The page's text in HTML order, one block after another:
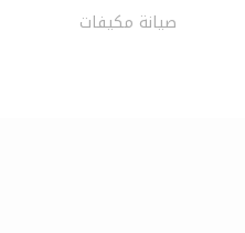
صيانة مكيفات